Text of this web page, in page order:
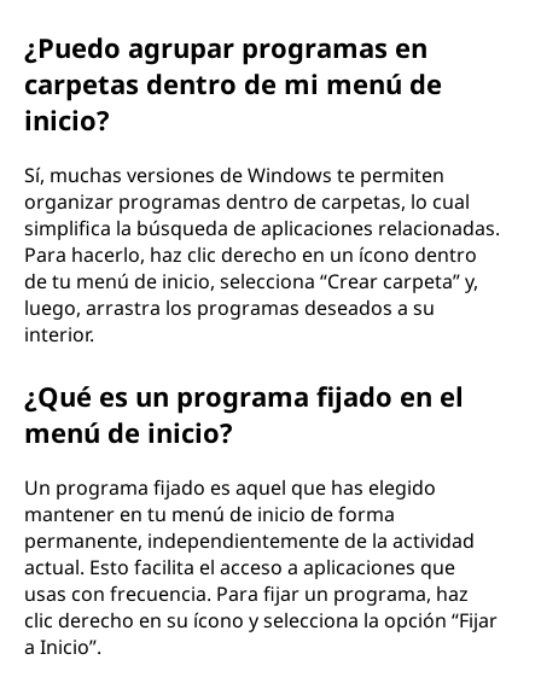
¿Puedo agrupar programas en
carpetas dentro de mi menú de
inicio?
Sí, muchas versiones de Windows te permiten
organizar programas dentro de carpetas, lo cual
simplifica la búsqueda de aplicaciones relacionadas.
Para hacerlo, haz clic derecho en un ícono dentro
de tu menú de inicio, selecciona “Crear carpeta” y,
luego, arrastra los programas deseados a su
interior.
¿Qué es un programa fijado en el
menú de inicio?
Un programa fijado es aquel que has elegido
mantener en tu menú de inicio de forma
permanente, independientemente de la actividad
actual. Esto facilita el acceso a aplicaciones que
usas con frecuencia. Para fijar un programa, haz
clic derecho en su ícono y selecciona la opción “Fijar
a Inicio”.